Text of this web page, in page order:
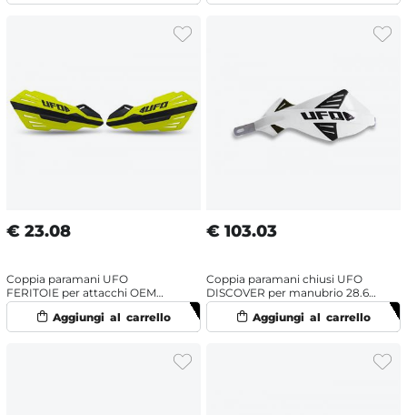
€ 23.08
Coppia paramani UFO
FERITOIE per attacchi OEM
Husqvarna/KTM Giallo
€ 103.03
Coppia paramani chiusi UFO
DISCOVER per manubrio 28.6
mm Bianco